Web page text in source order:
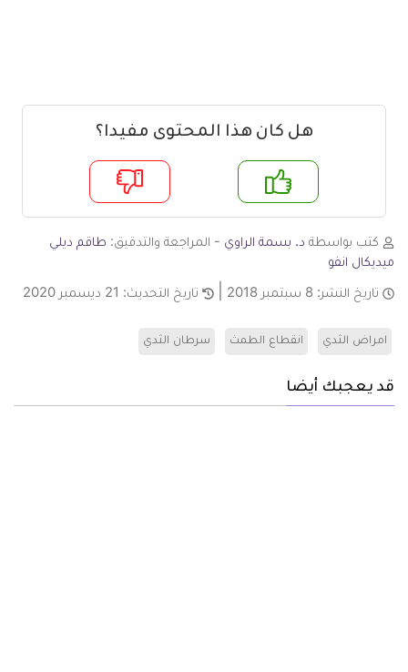
هل كان هذا المحتوى مفيدا؟
لا
كتب بواسطة د. بسمة الراوي - المراجعة والتدقيق: طاقم ديلي
ميديكال انفو
تاريخ النشر: 8 سبتمبر 2018 تاريخ التحديث: 21 ديسمبر 2020
امراض الثدي انقطاع الطمث سرطان الثدي
قد يعجبك أيضا